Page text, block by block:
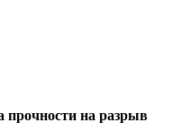
прочности на разрыв